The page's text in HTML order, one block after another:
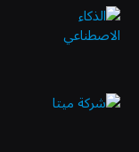
بدعم